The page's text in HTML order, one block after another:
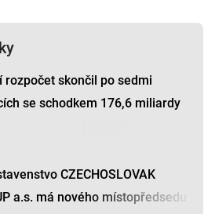
rozpočet skončil po sedmi
se schodkem 176,6 miliardy
CZECHOSLOVAK
a.s. má nového místopředsedu